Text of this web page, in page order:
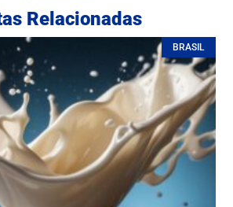
Relacionadas
BRASIL